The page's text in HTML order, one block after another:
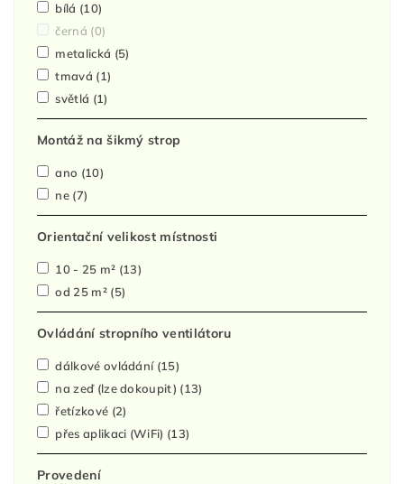
bílá (10)
černá (0)
metalická (5)
tmavá (1)
světlá (1)
Montáž na šikmý strop
ano (10)
ne (7)
Orientační velikost místnosti
10 - 25 m² (13)
od 25 m² (5)
Ovládání stropního ventilátoru
dálkové ovládání (15)
na zeď (lze dokoupit) (13)
řetízkové (2)
přes aplikaci (WiFi) (13)
Provedení